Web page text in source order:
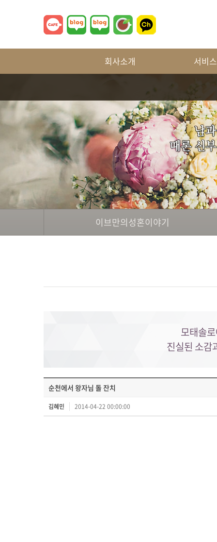
회사소개 서비
이브만의성혼이야기
모태솔
진실된 소감
순천에서 왕자님 돌 잔치
김혜민 2014-04-22 00:00:00